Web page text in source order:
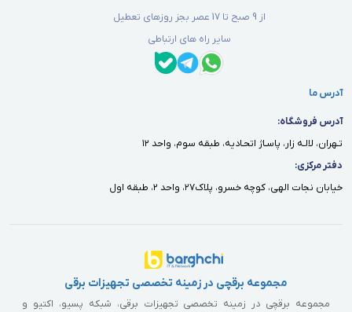
از 9 صبح تا 17 عصر بجز روزهای تعطیل
سایر راه های ارتباطی
آدرس ما
آدرس فروشگاه:
تـهران، لالـه زار، پاسـاژ اتحـاديه، طبقه سوم، واحد ١٢
دفتر مركزى:
خيابان نجات الهى، كوچه خسرو، پلاك٢٧، واحد ٢، طبقه اول
مجموعه برقچی در زمینه تخصصی تجهیزات برقی
مجموعه برقچی در زمینه تخصصی تجهیزات برقی، شبکه پسیو، اکتیو و